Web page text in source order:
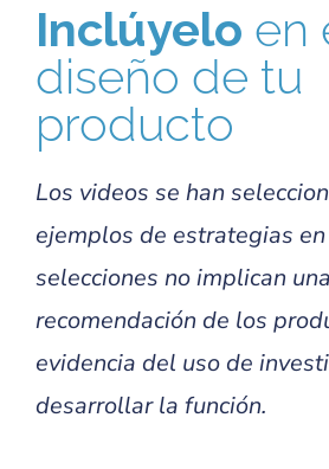
Inclúyelo en
diseño de tu
producto
Los videos se han
ejemplos de estrategias en
selecciones no implican una
recomendación de los
evidencia del uso de
desarrollar la función.